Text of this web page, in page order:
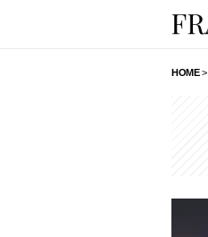
HOME>